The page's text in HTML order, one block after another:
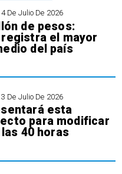
De Julio De 2026
de pesos:
el mayor
del país
De Julio De 2026
esta
para modificar
40 horas